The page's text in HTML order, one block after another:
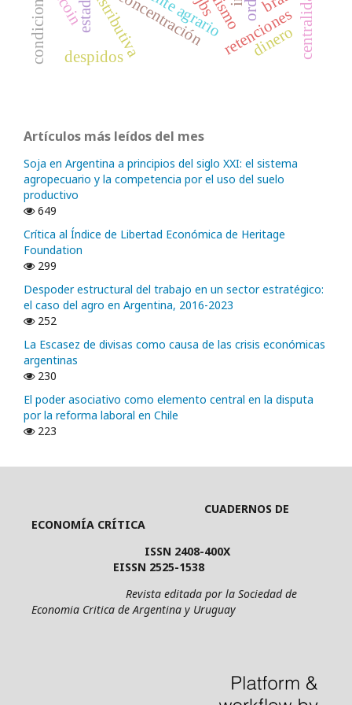
retenciones
concentración
despidos
estado
dinero
jbs
Artículos más leídos del mes
Soja en Argentina a principios del siglo XXI: el sistema
agropecuario y la competencia por el uso del suelo
productivo
649
Crítica al Índice de Libertad Económica de Heritage
Foundation
299
Despoder estructural del trabajo en un sector estratégico:
el caso del agro en Argentina, 2016-2023
252
La Escasez de divisas como causa de las crisis económicas
argentinas
230
El poder asociativo como elemento central en la disputa
por la reforma laboral en Chile
223
CUADERNOS DE
ECONOMÍA CRÍTICA
ISSN 2408-400X
EISSN 2525-1538
Revista editada por la Sociedad de
Economia Critica de Argentina y Uruguay